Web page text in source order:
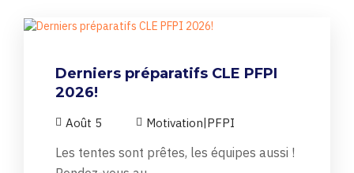
Derniers préparatifs CLE PFPI
2026!
Août 5 Motivation|PFPI
Les tentes sont prêtes, les équipes aussi !